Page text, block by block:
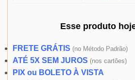
Esse produto
FRETE GRÁTIS (no Método Padrão)
ATÉ 5X SEM JUROS (nos cartões)
PIX ou BOLETO À VISTA